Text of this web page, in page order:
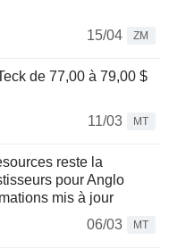
15/04
ZM
de 77,00 à 79,00 $
11/03
MT
reste la
pour Anglo
mis à jour
06/03
MT